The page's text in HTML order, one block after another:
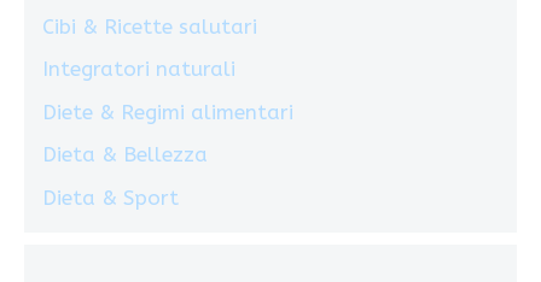
Cibi & Ricette salutari
Integratori naturali
Diete & Regimi alimentari
Dieta & Bellezza
Dieta & Sport